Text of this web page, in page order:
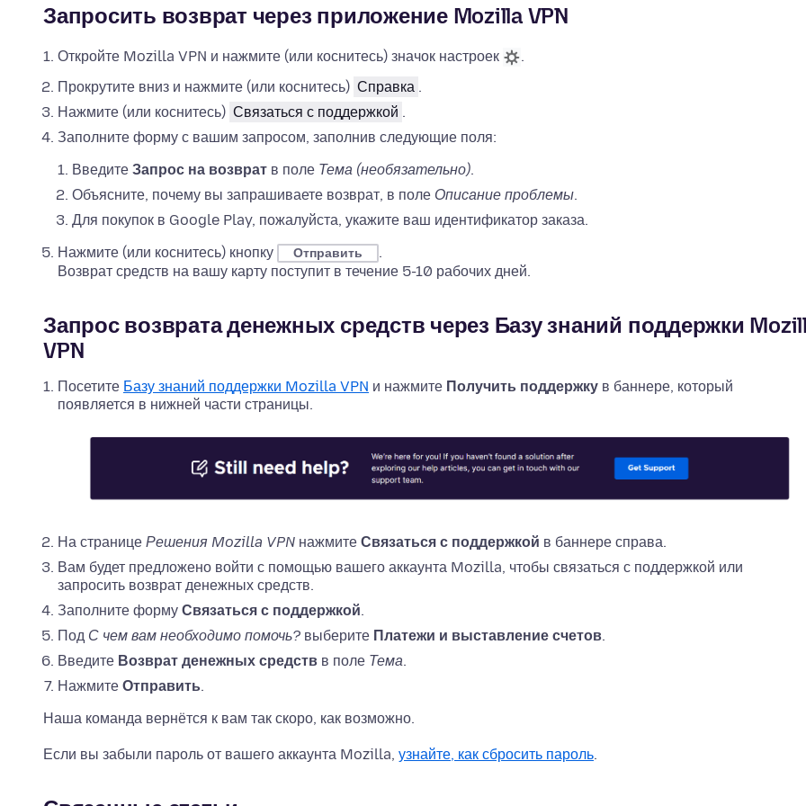
Запросить возврат через приложение Mozilla VPN
Откройте Mozilla VPN и нажмите (или коснитесь) значок настроек
.
Прокрутите вниз и нажмите (или коснитесь) Справка .
Нажмите (или коснитесь) Связаться с поддержкой .
Заполните форму с вашим запросом, заполнив следующие поля:
Введите Запрос на возврат в поле Тема (необязательно).
Объясните, почему вы запрашиваете возврат, в поле Описание проблемы.
Для покупок в Google Play, пожалуйста, укажите ваш идентификатор заказа.
Нажмите (или коснитесь) кнопку
Отправить
.
Возврат средств на вашу карту поступит в течение 5-10 рабочих дней.
Запрос возврата денежных средств через Базу знаний поддержки
VPN
Посетите Базу знаний поддержки Mozilla VPN и нажмите Получить поддержку в баннере, который
появляется в нижней части страницы.
На странице Решения Mozilla VPN нажмите Связаться с поддержкой в баннере справа.
Вам будет предложено войти с помощью вашего аккаунта Mozilla, чтобы связаться с поддержкой или
запросить возврат денежных средств.
Заполните форму Связаться с поддержкой.
Под С чем вам необходимо помочь? выберите Платежи и выставление счетов.
Введите Возврат денежных средств в поле Тема.
Нажмите Отправить.
Наша команда вернётся к вам так скоро, как возможно.
Если вы забыли пароль от вашего аккаунта Mozilla, узнайте, как сбросить пароль.